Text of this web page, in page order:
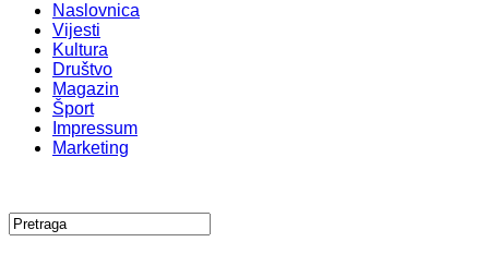
Naslovnica
Vijesti
Kultura
Društvo
Magazin
Šport
Impressum
Marketing